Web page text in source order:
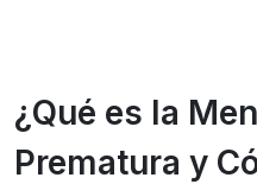
¿Qué es la
Prematura y